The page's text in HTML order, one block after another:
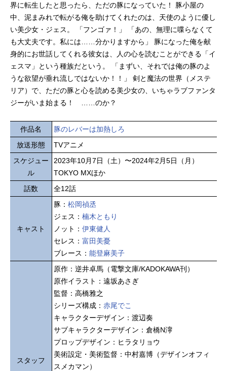
界に転生したと思ったら、ただの豚になっていた！ 豚小屋の
中、泥まみれで転がる俺を助けてくれたのは、天使のように優し
い美少女・ジェス。 「フンゴァ！」 「あの、無理に喋らなくて
も大丈夫です。私には……分かりますから」 豚になった俺を献
身的にお世話してくれる彼女は、人の心を読むことができる「イ
ェスマ」という種族だという。 「まずい、それでは俺の豚のよ
うな欲望が垂れ流しではないか！！」 剣と魔法の世界（メステ
リア）で、ただの豚と心を読める美少女の、いちゃラブファンタ
ジーがいま始まる！ ……のか？
作品名
豚のレバーは加熱しろ
放送形態
TVアニメ
スケジュー
ル
2023年10月7日（土）〜2024年2月5日（月）
TOKYO MXほか
話数
全12話
キャスト
豚： 松岡禎丞
ジェス： 楠木ともり
ノット： 伊東健人
セレス： 富田美憂
ブレース： 能登麻美子
スタッフ
原作：逆井卓馬（電撃文庫/KADOKAWA刊）
原作イラスト：遠坂あさぎ
監督：高橋雅之
シリーズ構成： 赤尾でこ
キャラクターデザイン：渡辺奏
サブキャラクターデザイン：倉橋N濘
プロップデザイン：ヒラタリョウ
美術設定・美術監督：中村嘉博（デザインオフィ
スメカマン）